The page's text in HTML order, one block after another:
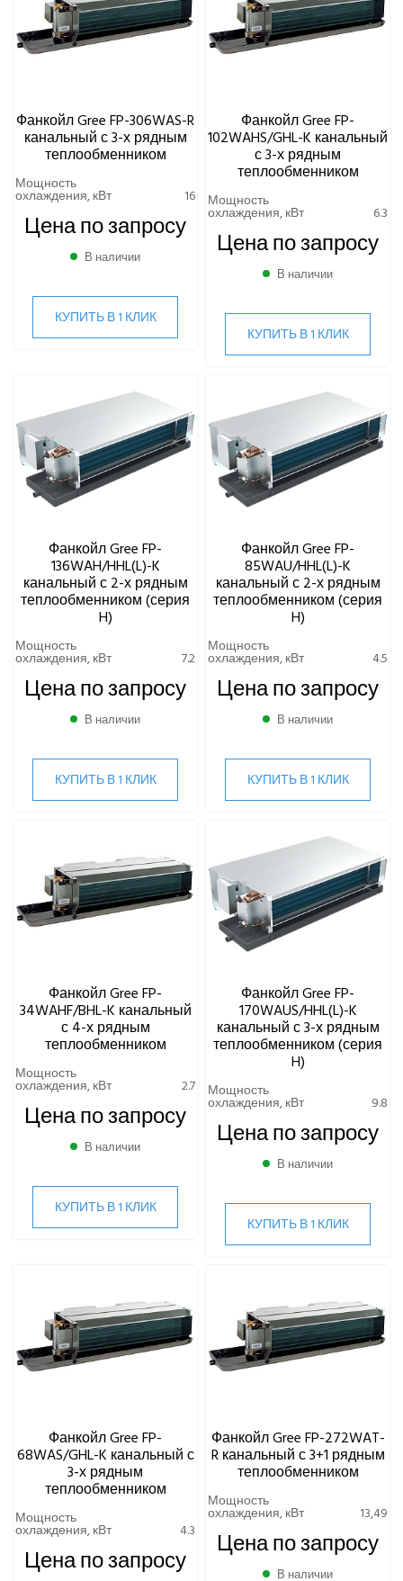
Фанкойл Gree FP-306WAS-R
канальный с 3-х рядным
теплообменником
Мощность
охлаждения, кВт 16
Цена по запросу
В наличии
КУПИТЬ В 1 КЛИК
Фанкойл Gree FP-
102WAHS/GHL-K канальный
с 3-х рядным
теплообменником
Мощность
охлаждения, кВт 6.3
Цена по запросу
В наличии
КУПИТЬ В 1 КЛИК
Фанкойл Gree FP-
136WAH/HHL(L)-K
канальный с 2-х рядным
теплообменником (серия
H)
Мощность
охлаждения, кВт 7.2
Цена по запросу
В наличии
КУПИТЬ В 1 КЛИК
Фанкойл Gree FP-
85WAU/HHL(L)-K
канальный с 2-х рядным
теплообменником (серия
H)
Мощность
охлаждения, кВт 4.5
Цена по запросу
В наличии
КУПИТЬ В 1 КЛИК
Фанкойл Gree FP-
34WAHF/BHL-K канальный
с 4-х рядным
теплообменником
Мощность
охлаждения, кВт 2.7
Цена по запросу
В наличии
КУПИТЬ В 1 КЛИК
Фанкойл Gree FP-
170WAUS/HHL(L)-K
канальный с 3-х рядным
теплообменником (серия
H)
Мощность
охлаждения, кВт 9.8
Цена по запросу
В наличии
КУПИТЬ В 1 КЛИК
Фанкойл Gree FP-
68WAS/GHL-K канальный с
3-х рядным
теплообменником
Мощность
охлаждения, кВт 4.3
Цена по запросу
Фанкойл Gree FP-272WAT-
R канальный с 3+1 рядным
теплообменником
Мощность
охлаждения, кВт 13,49
Цена по запросу
В наличии